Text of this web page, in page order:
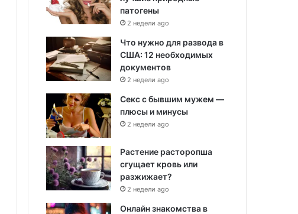
патогены
2 недели ago
Что нужно для развода в
США: 12 необходимых
документов
2 недели ago
Секс с бывшим мужем —
плюсы и минусы
2 недели ago
Растение расторопша
сгущает кровь или
разжижает?
2 недели ago
Онлайн знакомства в